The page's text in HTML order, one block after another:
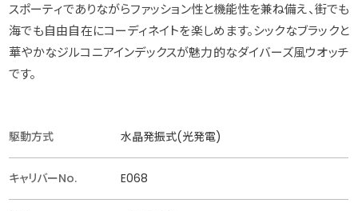
スポーティでありながらファッション性と機能性を兼ね備え、街でも
海でも自由自在にコーディネイトを楽しめます。シックなブラックと
華やかなジルコニアインデックスが魅力的なダイバーズ風ウオッチ
です。
駆動方式 水晶発振式(光発電)
キャリバーNo. E068